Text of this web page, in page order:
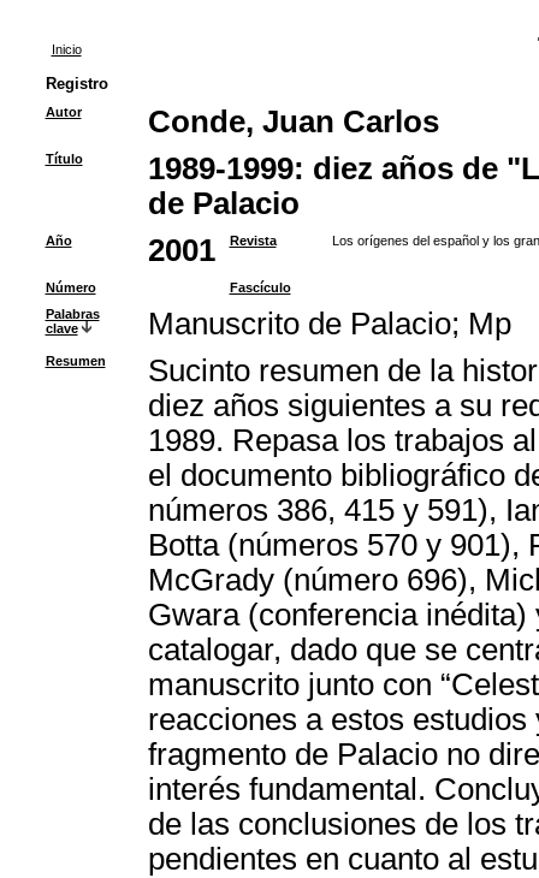
Inicio
Registro
Autor Conde, Juan Carlos
Título
1989-1999: diez años de
de Palacio
Año 2001 Revista Los orígenes del español y los
Número
Fascículo
Palabras
clave
Manuscrito de Palacio; Mp
Resumen
Sucinto resumen de la
diez años siguientes a su
1989. Repasa los trabajos
el documento bibliográfico
números 386, 415 y 591),
Botta (números 570 y 901),
McGrady (número 696),
Gwara (conferencia
catalogar, dado que se
manuscrito junto con
reacciones a estos
fragmento de Palacio no
interés fundamental.
de las conclusiones de los
pendientes en cuanto al